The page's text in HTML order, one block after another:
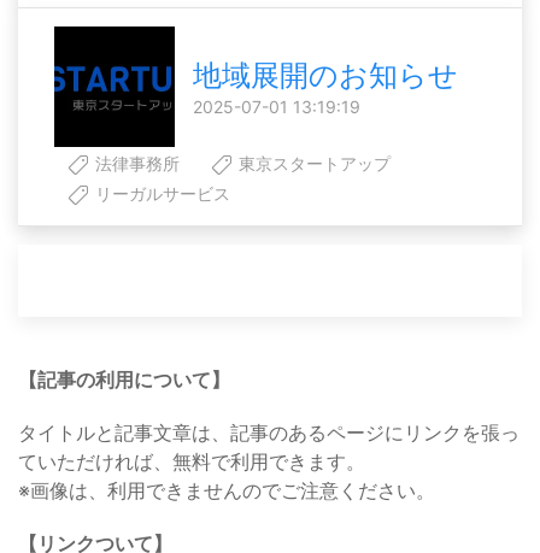
地域展開のお知らせ
2025-07-01 13:19:19
法律事務所
東京スタートアップ
リーガルサービス
【記事の利用について】
タイトルと記事文章は、記事のあるページにリンクを張っ
ていただければ、無料で利用できます。
※画像は、利用できませんのでご注意ください。
【リンクついて】